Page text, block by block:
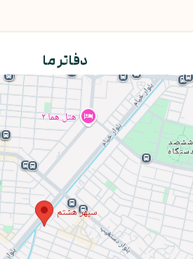
دفاتر ما